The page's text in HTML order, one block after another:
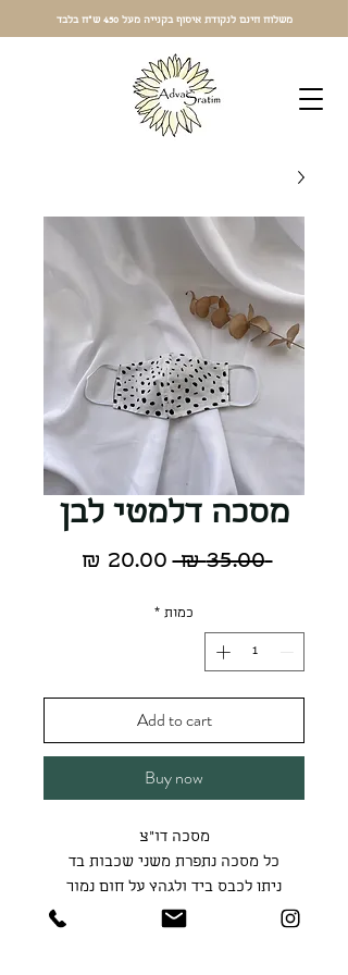
משלוח חינם לנקודת איסוף בקנייה מעל 450 ש"ח בלבד
מסכה דלמטי לבן
‏35.00 ‏₪
מחיר
כמות *
Add to cart
Buy now
מסכה דו"צ
כל מסכה נתפרת משני שכבות בד
ניתן לכבס ביד ולגהץ על חום נמוך
מידת המסכה הינה S